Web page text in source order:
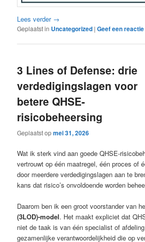
Lees verder →
Geplaatst in Uncategorized |Geef een reactie
3 Lines of Defense: drie
verdedigingslagen voor
betere QHSE-
risicobeheersing
Geplaatst opmei 31, 2026
Wat ik sterk vind aan goede QHSE-
vertrouwt op één maatregel, één proces of
door meerdere verdedigingslagen aan te
kans dat risico’s onvoldoende worden
Daarom ben ik een groot voorstander van
(3LOD)-model. Het maakt expliciet dat
niet de taak is van één specialist of
gezamenlijke verantwoordelijkheid die op